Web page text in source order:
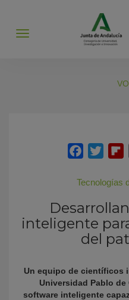
Abrir
Tecnologías
inteligente
del
Un equipo de científicos
Universidad Pablo
software inteligente